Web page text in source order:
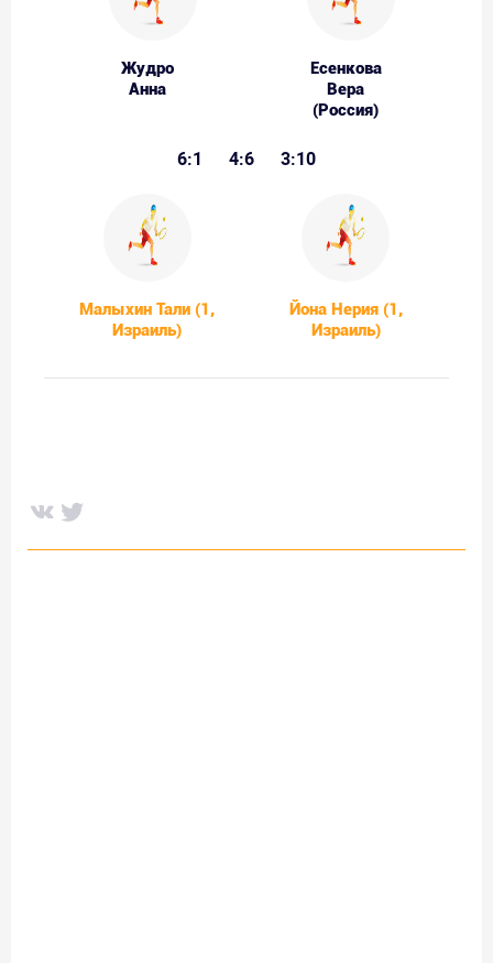
Жудро
Анна
Есенкова
Вера
(Россия)
6:1 4:6 3:10
Малыхин Тали (1,
Израиль)
Йона Нерия (1,
Израиль)